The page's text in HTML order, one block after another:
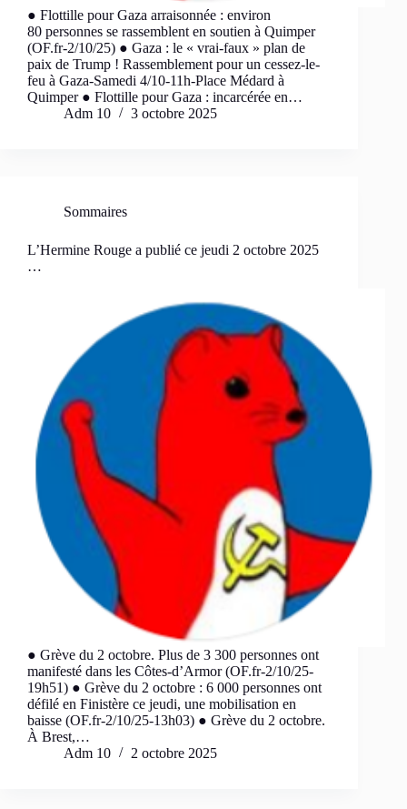
● Flottille pour Gaza arraisonnée : environ
80 personnes se rassemblent en soutien à Quimper
(OF.fr-2/10/25) ● Gaza : le « vrai-faux » plan de
paix de Trump ! Rassemblement pour un cessez-le-
feu à Gaza-Samedi 4/10-11h-Place Médard à
Quimper ● Flottille pour Gaza : incarcérée en…
Adm 10
3 octobre 2025
Sommaires
L’Hermine Rouge a publié ce jeudi 2 octobre 2025
…
● Grève du 2 octobre. Plus de 3 300 personnes ont
manifesté dans les Côtes-d’Armor (OF.fr-2/10/25-
19h51) ● Grève du 2 octobre : 6 000 personnes ont
défilé en Finistère ce jeudi, une mobilisation en
baisse (OF.fr-2/10/25-13h03) ● Grève du 2 octobre.
À Brest,…
Adm 10
2 octobre 2025